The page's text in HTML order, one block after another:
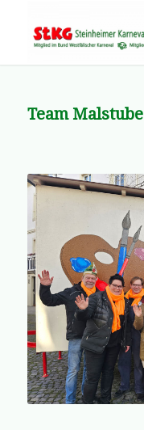
Team Malstube